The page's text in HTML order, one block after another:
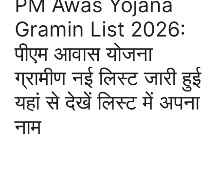
Gramin List 2026:
पीएम आवास योजना
ग्रामीण नई लिस्ट जारी हुई
यहां से देखें लिस्ट में अपना
नाम